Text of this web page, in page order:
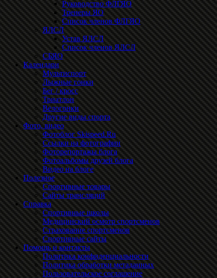
Руководство ФЛГЯО
Тренеры ЯО
Список членов ФЛГЯО
ЯЛСЛ
Устав ЯЛСЛ
Список членов ЯЛСЛ
СБЯО
Календари
Мультиспорт
Лыжные гонки
Бег / кросс
Триатлон
Велогонки
Другие виды спорта
Фото, видео
Фотоблог Skispeed.Ru
Ссылки на фотографии
Фоторепортажы блога
Фотоальбомы друзей блога
Видео на блоге
Полезное
Спортивные товары
Сайты трансляций
Справка
Спортивные школы
Медицинский осмотр спортсменов
Страхование спортсменов
Спортивные сайты
Помощь и контакты
Политика конфиденциальности
Политика обработки метаданных
Пользовательское соглашение